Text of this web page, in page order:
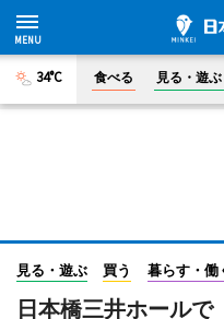
34°C 食べる 見る・遊ぶ
見る・遊ぶ 買う 暮らす・働
日本橋三井ホール